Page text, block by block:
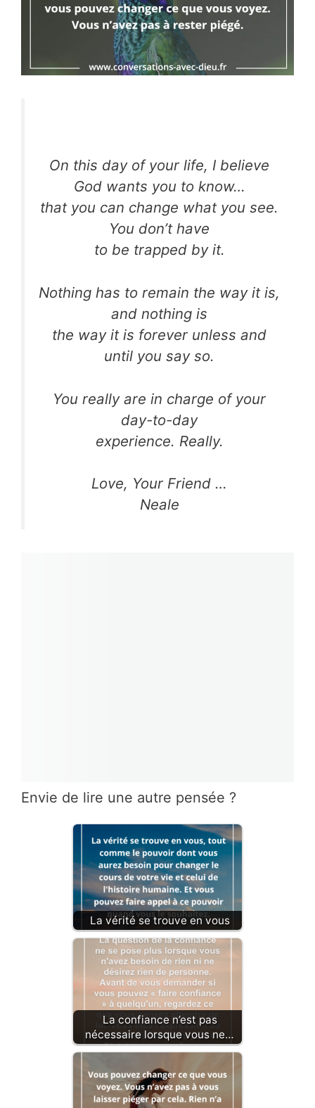
On this day of your life, I believe
God wants you to know…
that you can change what you see.
You don’t have
to be trapped by it.
Nothing has to remain the way it is,
and nothing is
the way it is forever unless and
until you say so.
You really are in charge of your
day-to-day
experience. Really.
Love, Your Friend …
Neale
Envie de lire une autre pensée ?
La vérité se trouve en vous
La confiance n’est pas
nécessaire lorsque vous ne…